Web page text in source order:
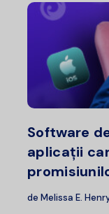
Software
aplicații
de Melissa E.